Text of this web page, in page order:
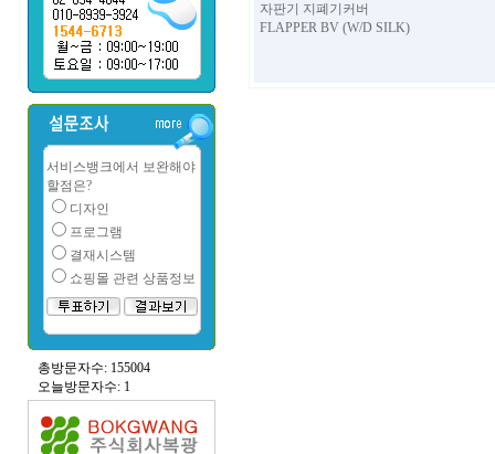
서비스뱅크에서 보완해야
할점은?
디자인
프로그램
결재시스템
쇼핑몰 관련 상품정보
총방문자수: 155004
오늘방문자수: 1
자판기 지폐기커버
FLAPPER BV (W/D SILK)